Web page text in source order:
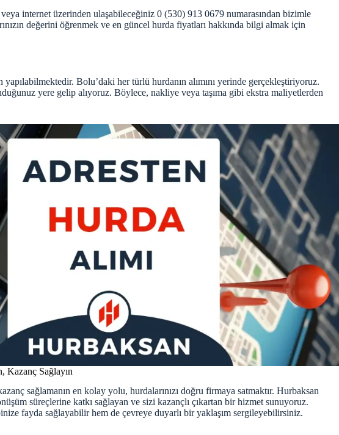
internet üzerinden ulaşabileceğiniz 0 (530) 913 0679 numarasından bizimle
değerini öğrenmek ve en güncel hurda fiyatları hakkında bilgi almak için
yapılabilmektedir. Bolu’daki her türlü hurdanın alımını yerinde gerçekleştiriyoruz.
yere gelip alıyoruz. Böylece, nakliye veya taşıma gibi ekstra maliyetlerden
Kazanç Sağlayın
sağlamanın en kolay yolu, hurdalarınızı doğru firmaya satmaktır. Hurbaksan
süreçlerine katkı sağlayan ve sizi kazançlı çıkartan bir hizmet sunuyoruz.
fayda sağlayabilir hem de çevreye duyarlı bir yaklaşım sergileyebilirsiniz.